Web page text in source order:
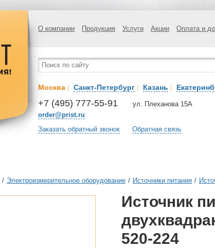
О компании Продукция Услуги Акции Оплата и
Москва | Санкт-Петербург | Казань |
+7 (495) 777-55-91
order@prist.ru
ул. Плеханова 15А
Заказать обратный звонок Обратная связь
/ Электроизмерительное оборудование / Источники питания /
Источник
520-224